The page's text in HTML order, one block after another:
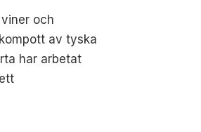
och
av tyska
har arbetat